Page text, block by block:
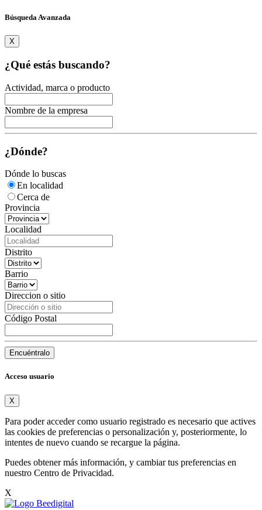
Búsqueda Avanzada
X
¿Qué estás buscando?
Actividad, marca o producto
Nombre de la empresa
¿Dónde?
Dónde lo buscas
En localidad
Cerca de
Provincia
Localidad
Distrito
Barrio
Direccion o sitio
Código Postal
Encuéntralo
Acceso usuario
X
Para poder acceder como usuario registrado es necesario que actives
las cookies de preferencias o personalización y, posteriormente, lo
intentes de nuevo cuando se recargue la página.
Puedes obtener más información, y cambiar tus preferencias en
nuestro Centro de Privacidad.
X